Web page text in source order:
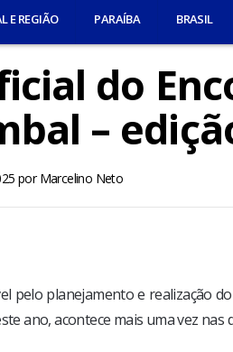
E REGIÃO PARAÍBA BRASIL
do
–
porMarcelino Neto
pelo planejamento e realização
ano, acontece mais uma vez nas